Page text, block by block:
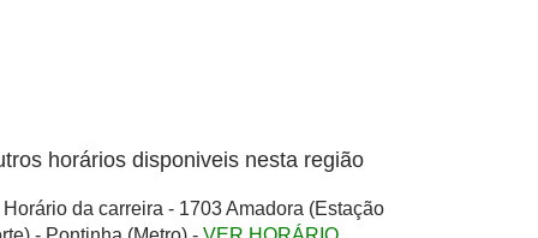
horários disponiveis nesta região
Horário da carreira - 1703 Amadora (Estação